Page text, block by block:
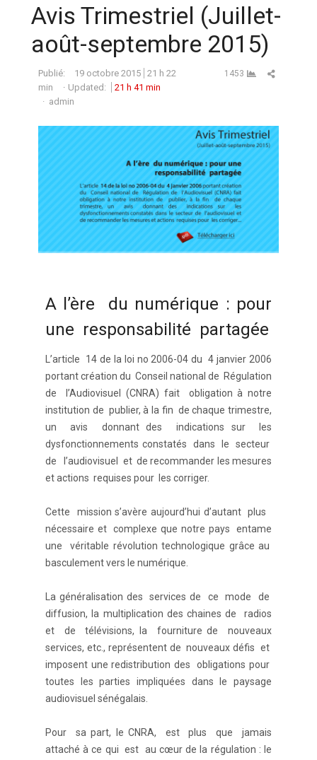
Avis Trimestriel (Juillet-
août-septembre 2015)
Publié: 19 octobre 2015 21 h 22
min
Updated:
21 h 41 min
Auteur
admin
1453 Partager
A l’ère du numérique : pour
une responsabilité partagée
L’article 14 de la loi no 2006-04 du 4 janvier 2006
portant création du Conseil national de Régulation
de l’Audiovisuel (CNRA) fait obligation à notre
institution de publier, à la fin de chaque trimestre,
un avis donnant des indications sur les
dysfonctionnements constatés dans le secteur
de l’audiovisuel et de recommander les mesures
et actions requises pour les corriger.
Cette mission s’avère aujourd’hui d’autant plus
nécessaire et complexe que notre pays entame
une véritable révolution technologique grâce au
basculement vers le numérique.
La généralisation des services de ce mode de
diffusion, la multiplication des chaines de radios
et de télévisions, la fourniture de nouveaux
services, etc., représentent de nouveaux défis et
imposent une redistribution des obligations pour
toutes les parties impliquées dans le paysage
audiovisuel sénégalais.
Pour sa part, le CNRA, est plus que jamais
attaché à ce qui est au cœur de la régulation : le